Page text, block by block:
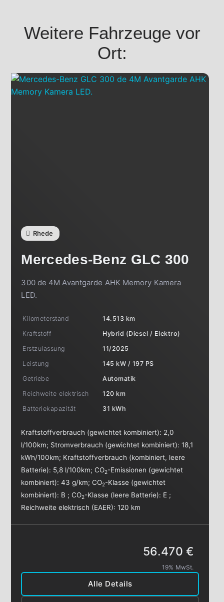
Weitere Fahrzeuge vor
Ort:
Rhede
Mercedes-Benz GLC 300
300 de 4M Avantgarde AHK Memory Kamera
LED.
Kilometerstand
14.513 km
Kraftstoff
Hybrid (Diesel / Elektro)
Erstzulassung
11/2025
Leistung
145 kW / 197 PS
Getriebe
Automatik
Reichweite elektrisch
120 km
Batteriekapazität
31 kWh
Kraftstoffverbrauch (gewichtet kombiniert): 2,0
l/100km; Stromverbrauch (gewichtet kombiniert):18,1
kWh/100km; Kraftstoffverbrauch (kombiniert, leere
Batterie): 5,8 l/100km;CO2-Emissionen (gewichtet
kombiniert):43 g/km;CO2-Klasse (gewichtet
kombiniert): B ;CO2-Klasse (leere Batterie): E ;
Reichweite elektrisch (EAER):120 km
Alle Details
56.470 €
19% MwSt.